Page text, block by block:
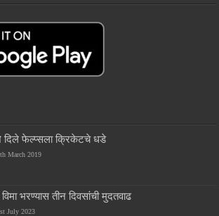
दिले फेल्प्सला क्रिकेटचे धडे
March 2019
भरण्यास तीन दिवसांची मुदतवाढ
July 2023